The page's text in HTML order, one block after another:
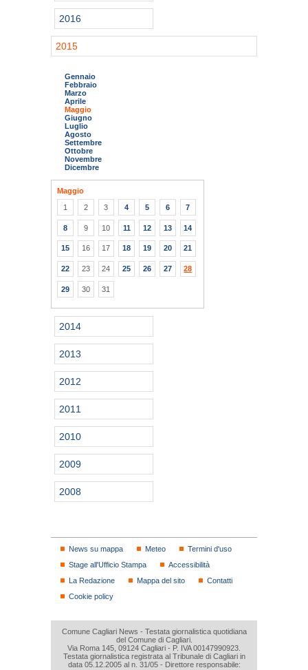
2016
2015
Gennaio
Febbraio
Marzo
Aprile
Maggio
Giugno
Luglio
Agosto
Settembre
Ottobre
Novembre
Dicembre
Maggio
1
2 3 4 5 6 7
8 9 10 11 12 13 14
15 16 17 18 19 20 21
22 23 24 25 26 27 28
29 30 31
2014
2013
2012
2011
2010
2009
2008
News su mappa Meteo
Termini d'uso
Stage all'Ufficio Stampa
Accessibilità
La Redazione
Mappa del sito
Contatti
Cookie policy
Comune Cagliari News - Testata giornalistica quotidiana
del Comune di Cagliari.
Via Roma 145, 09124 Cagliari - P. IVA 00147990923.
Testata giornalistica registrata al Tribunale di Cagliari in
data 05.12.2005 al n. 31/05 - Direttore responsabile: